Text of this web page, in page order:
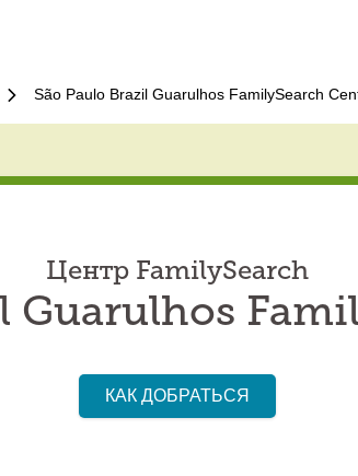
São Paulo Brazil Guarulhos FamilySearch
Центр FamilySearch
Guarulhos
КАК ДОБРАТЬСЯ